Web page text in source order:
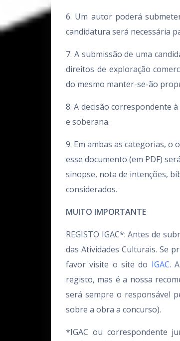
6. Um autor poderá
candidatura será necessária
7. A submissão de uma
direitos de exploração
do mesmo manter-se-ão
8. A decisão correspondente
e soberana.
9. Em ambas as categorias,
esse documento (em PDF)
sinopse, nota de intenções,
considerados.
MUITO IMPORTANTE
REGISTO IGAC*: Antes de
das Atividades Culturais. Se
favor visite o site do IGAC.
registo, mas é a nossa
será sempre o responsável
sobre a obra a concurso).
*IGAC ou correspondente